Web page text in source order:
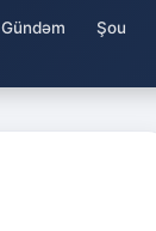
Gündəm Şou